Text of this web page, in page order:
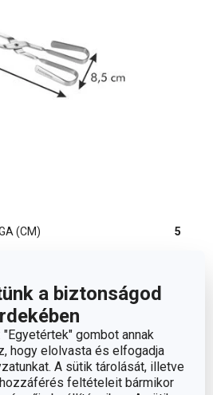
a biztonságod
gombot annak
hogy elolvasta és elfogadja
A sütik tárolását, illetve
feltételeit bármikor
(CM) 5